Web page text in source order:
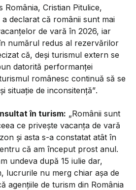
România, Cristian Pitulice,
declarat că românii sunt mai
de vară în 2026, iar
numărul redus al rezervărilor
că, deși turismul extern se
datorită performanței
românesc continuă să se
situație de inconsitență”.
în turism: „Românii sunt
ce privește vacanța de vară
și asta s-a constatat atât în
că am început prost anul.
undeva după 15 iulie dar,
lucrurile nu merg chiar așa de
agențiile de turism din România